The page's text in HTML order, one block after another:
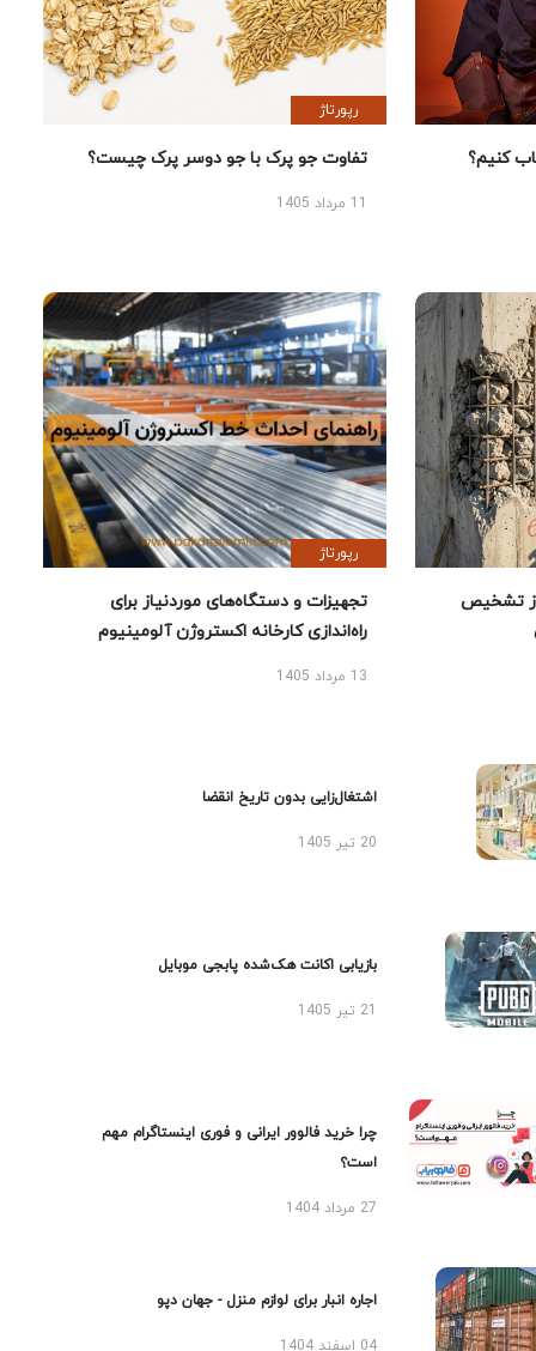
کنیم؟
رپورتاژ
تفاوت جو پرک با جو دوسر پرک چیست؟
تشخیص
رپورتاژ
تجهیزات و دستگاه‌های موردنیاز برای
راه‌اندازی کارخانه اکستروژن آلومینیوم
13 مرداد 1405
اشتغال‌زایی بدون تاریخ انقضا
20 تیر 1405
بازیابی اکانت هک‌شده پابجی موبایل
چرا خرید فالوور ایرانی و فوری اینستاگرام مهم
است؟
27 مرداد 1404
اجاره انبار برای لوازم منزل - جهان دپو
04 اسفند 1404